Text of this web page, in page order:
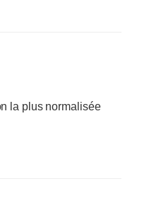
la plus normalisée